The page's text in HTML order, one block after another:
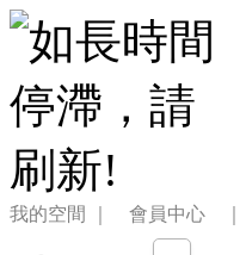
我的空間 ｜ 會員中心 ｜